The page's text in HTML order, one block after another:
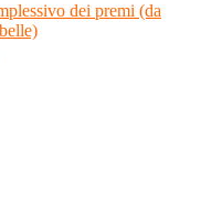
dei premi (da